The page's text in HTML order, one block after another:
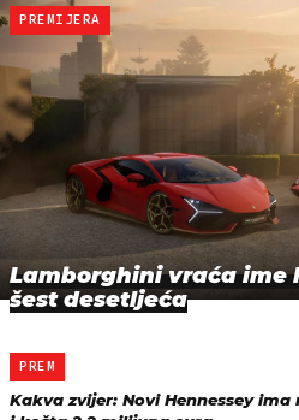
PREMIJERA
Lamborghini vraća ime
šest desetljeća
PREM
Kakva zvijer: Novi Hennessey